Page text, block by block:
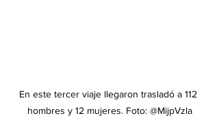
En este tercer viaje llegaron trasladó a 112
hombres y 12 mujeres. Foto: @MijpVzla